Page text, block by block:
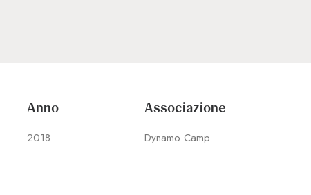
Anno
2018
Associazione
Dynamo Camp